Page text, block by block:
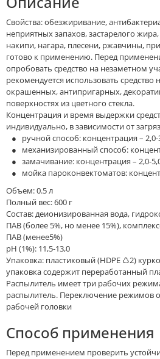
Свойства: обезжиривание,
неприятных запахов, застарелого
накипи, нагара, плесени, ржавчины,
готово к применению. Перед
опробовать средство на незаметном
рекомендуется использовать средство
окрашенных, антипригарных,
поверхностях из цветного стекла.
Концентрация и время выдержки
индивидуально, в зависимости от
● ручной способ: концентрация – 2,0-
● механизированный способ:
● замачивание: концентрация – 2,0-
● мойка пароконвектоматов:
Объем: 0.5 л
Полный вес: 600 г
Состав: деионизированная вода,
ПАВ (более 5%, но менее 15%),
ПАВ (менее5%)
рН (1%): 11,5-13,0
Упаковка: пластиковый (HDPE ♺2)
упаковка содержит переработанный
Распылитель имеет три рабочих
распылитель. Переключение режимов
рабочей головки
Способ применения
Перед применением проверить